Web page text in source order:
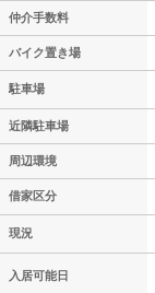
仲介手数料
バイク置き場
駐車場
近隣駐車場
周辺環境
借家区分
現況
入居可能日